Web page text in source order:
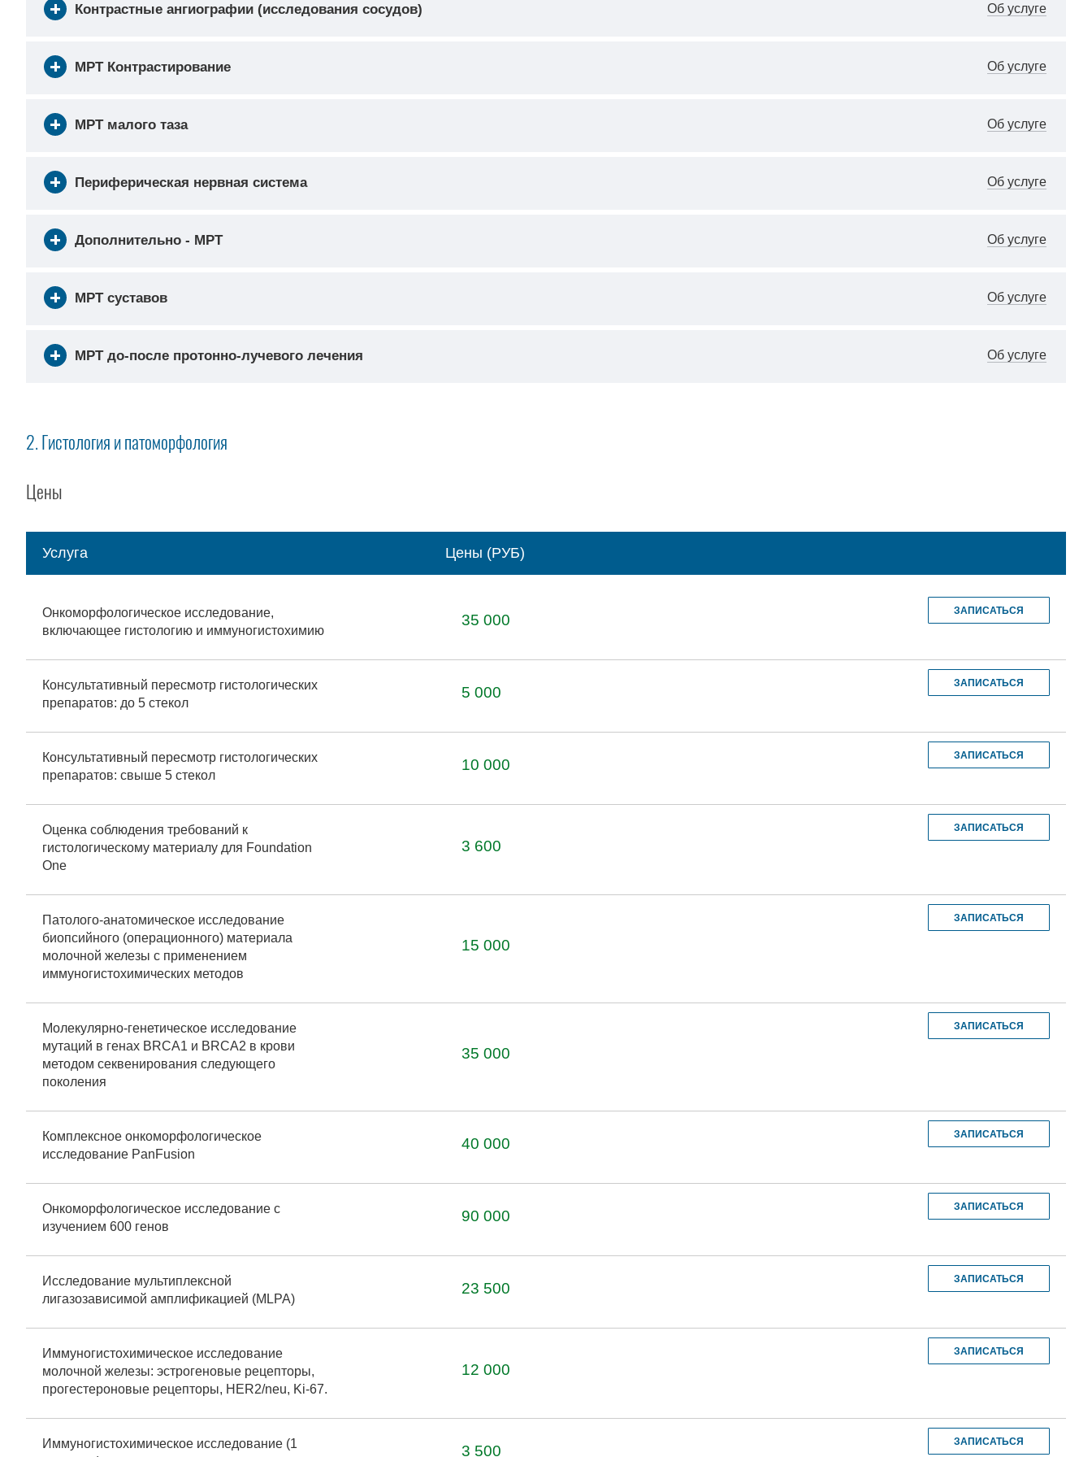
Контрастные ангиографии (исследования сосудов) Об услуге
МРТ Контрастирование Об услуге
МРТ малого таза Об услуге
Периферическая нервная система Об услуге
Дополнительно - МРТ Об услуге
МРТ суставов Об услуге
МРТ до-после протонно-лучевого лечения Об услуге
2. Гистология и патоморфология
Цены
Услуга Цены (РУБ)
Онкоморфологическое исследование,
включающее гистологию и иммуногистохимию
35 000
ЗАПИСАТЬСЯ
Консультативный пересмотр гистологических
препаратов: до 5 стекол
5 000
ЗАПИСАТЬСЯ
Консультативный пересмотр гистологических
препаратов: свыше 5 стекол
10 000
ЗАПИСАТЬСЯ
Оценка соблюдения требований к
гистологическому материалу для Foundation
One
3 600
ЗАПИСАТЬСЯ
Патолого-анатомическое исследование
биопсийного (операционного) материала
молочной железы с применением
иммуногистохимических методов
15 000
ЗАПИСАТЬСЯ
Молекулярно-генетическое исследование
мутаций в генах BRCA1 и BRCA2 в крови
методом секвенирования следующего
поколения
35 000
ЗАПИСАТЬСЯ
Комплексное онкоморфологическое
исследование PanFusion
40 000
ЗАПИСАТЬСЯ
Онкоморфологическое исследование с
изучением 600 генов
90 000
ЗАПИСАТЬСЯ
Исследование мультиплексной
лигазозависимой амплификацией (MLPA)
23 500
ЗАПИСАТЬСЯ
Иммуногистохимическое исследование
молочной железы: эстрогеновые рецепторы,
прогестероновые рецепторы, HER2/neu, Ki-67.
12 000
ЗАПИСАТЬСЯ
Иммуногистохимическое исследование (1
3 500
ЗАПИСАТЬСЯ